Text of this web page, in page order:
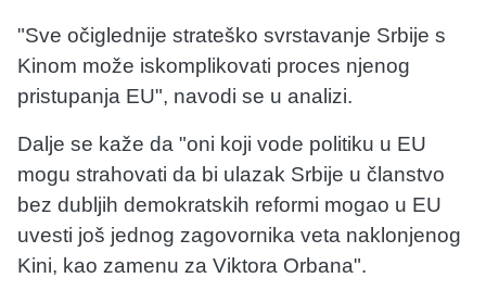
"Sve očiglednije strateško svrstavanje Srbije s
Kinom može iskomplikovati proces njenog
pristupanja EU", navodi se u analizi.
Dalje se kaže da "oni koji vode politiku u EU
mogu strahovati da bi ulazak Srbije u članstvo
bez dubljih demokratskih reformi mogao u EU
uvesti još jednog zagovornika veta naklonjenog
Kini, kao zamenu za Viktora Orbana".